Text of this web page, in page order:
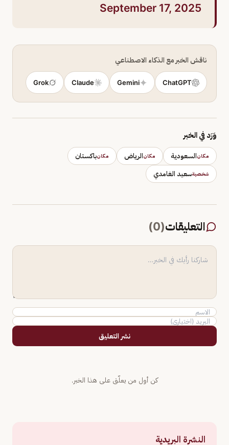
September 17, 2025
ناقش الخبر مع الذكاء الاصطناعي
ChatGPT
Gemini
Claude
Grok
وَرَد في الخبر
مكانالسعودية مكانالرياض مكانباكستان
شخصيةسعيد الغامدي
التعليقات(
0
)
نشر التعليق
كن أول من يعلّق على هذا الخبر.
النشرة البريدية